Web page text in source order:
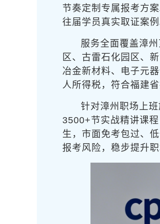
节奏定制专属报考方
往届学员真实取证案例
服务全面覆盖漳
区、古雷石化园区、
冶金新材料、电子元
人所得税，符合福建
针对漳州职场上
3500+节实战精讲课
生，市面免考包过、
报考风险，稳步提升